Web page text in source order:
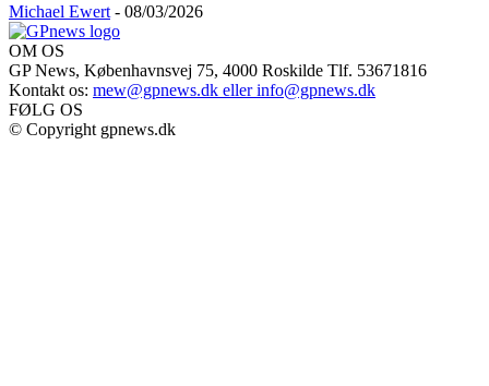
Michael Ewert - 08/03/2026
OM OS
GP News, Københavnsvej 75, 4000 Roskilde Tlf. 53671816
Kontakt os: mew@gpnews.dk eller info@gpnews.dk
FØLG OS
© Copyright gpnews.dk